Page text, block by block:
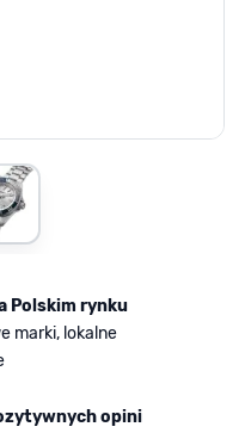
View larger image
Polskim rynku
marki, lokalne
opini